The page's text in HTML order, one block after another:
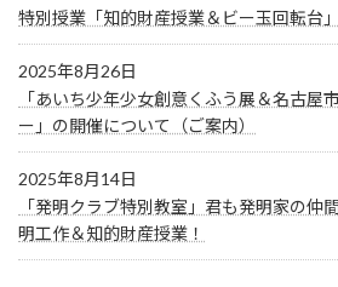
特別授業「知的財産授業＆ビー玉回転台
2025年8月26日
「あいち少年少女創意くふう展＆名古屋
ー」の開催について（ご案内）
2025年8月14日
「発明クラブ特別教室」君も発明家の仲
明工作＆知的財産授業！